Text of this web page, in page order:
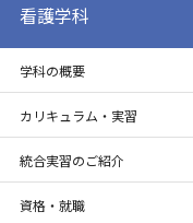
看護学科
学科の概要
カリキュラム・実習
統合実習のご紹介
資格・就職